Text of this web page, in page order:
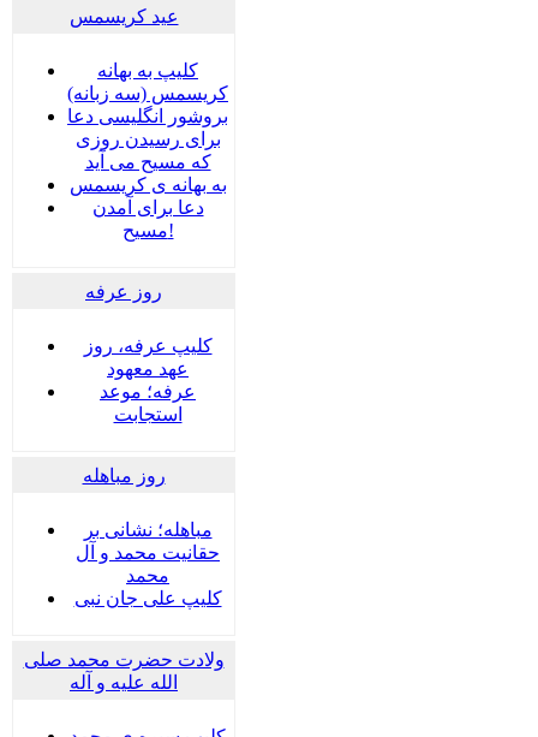
عید کریسمس
کلیپ به بهانه
کریسمس (سه زبانه)
بروشور انگلیسی دعا
برای رسیدن روزی
که مسیح می آید
به بهانه ی کریسمس
دعا برای آمدن
مسیح!
روز عرفه
کلیپ عرفه، روز
عهد معهود
عرفه؛ موعد
استجابت
روز مباهله
مباهله؛ نشانی بر
حقانیت محمد و آل
محمد
کلیپ علی جان نبی
ولادت حضرت محمد صلی
الله علیه و آله